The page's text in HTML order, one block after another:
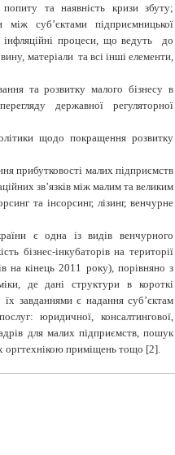
та наявність кризи збуту;
між суб’єктами підприємницької
інфляційні процеси, що ведуть до
матеріали та всі інші елементи,
та розвитку малого бізнесу в
державної регуляторної
щодо покращення розвитку
прибутковості малих підприємств
зв’язків між малим та великим
та інсорсинг, лізинг, венчурне
є одна із видів венчурного
бізнес-інкубаторів на території
на кінець 2011 року), порівняно з
де дані структури в короткі
завданнями є надання суб’єктам
юридичної, консалтингової,
для малих підприємств, пошук
оргтехнікою приміщень тощо [2].